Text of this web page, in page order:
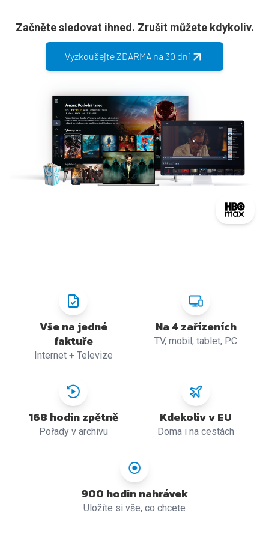
Začněte sledovat ihned. Zrušit můžete kdykoliv.
Vyzkoušejte ZDARMA na 30 dní
Vše na jedné
faktuře
Internet + Televize
Na 4 zařízeních
TV, mobil, tablet, PC
168 hodin zpětně
Pořady v archivu
Kdekoliv v EU
Doma i na cestách
900 hodin nahrávek
Uložíte si vše, co chcete